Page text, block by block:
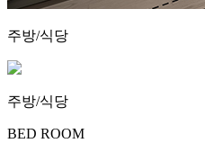
주방/식당
주방/식당
BED ROOM